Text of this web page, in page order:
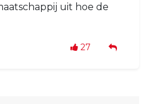
uit hoe de
27